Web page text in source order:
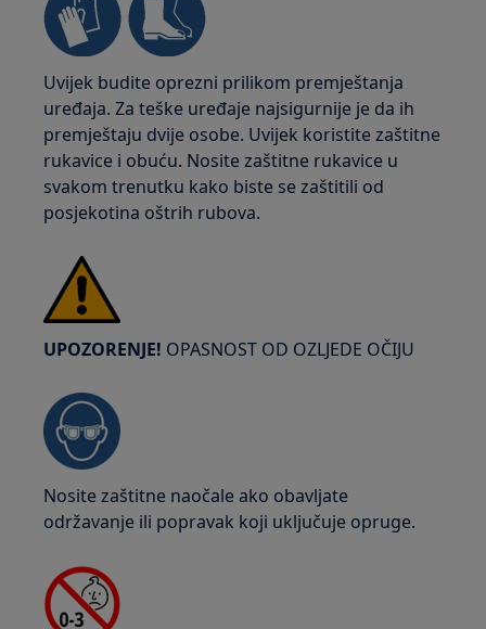
Uvijek budite oprezni prilikom premještanja
uređaja. Za teške uređaje najsigurnije je da ih
premještaju dvije osobe. Uvijek koristite zaštitne
rukavice i obuću. Nosite zaštitne rukavice u
svakom trenutku kako biste se zaštitili od
posjekotina oštrih rubova.
UPOZORENJE! OPASNOST OD OZLJEDE OČIJU
Nosite zaštitne naočale ako obavljate
održavanje ili popravak koji uključuje opruge.